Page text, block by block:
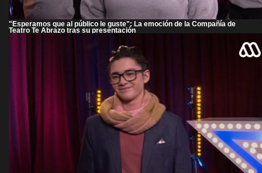
"Esperamos que al público le guste": La emoción de la Compañía de
Teatro Te Abrazo tras su presentación